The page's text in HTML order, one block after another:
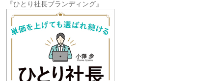
『ひとり社長ブランディング』